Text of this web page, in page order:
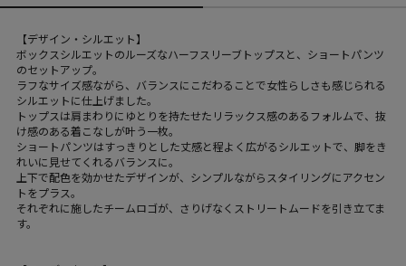
【デザイン・シルエット】
ボックスシルエットのルーズなハーフスリーブトップスと、ショートパンツ
のセットアップ。
ラフなサイズ感ながら、バランスにこだわることで女性らしさも感じられる
シルエットに仕上げました。
トップスは肩まわりにゆとりを持たせたリラックス感のあるフォルムで、抜
け感のある着こなしが叶う一枚。
ショートパンツはすっきりとした丈感と程よく広がるシルエットで、脚をき
れいに見せてくれるバランスに。
上下で配色を効かせたデザインが、シンプルながらスタイリングにアクセン
トをプラス。
それぞれに施したチームロゴが、さりげなくストリートムードを引き立てま
す。